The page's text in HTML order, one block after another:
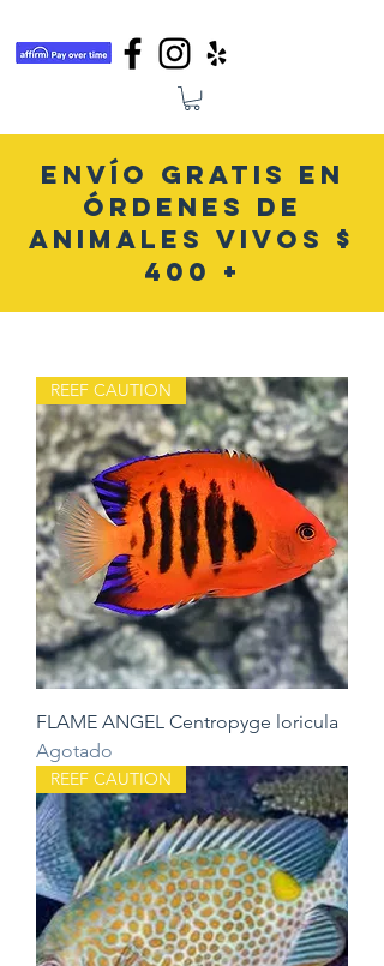
ENVÍO GRATIS EN
ÓRDENES DE
ANIMALES VIVOS $
400 +
REEF CAUTION
FLAME ANGEL Centropyge loricula
Agotado
REEF CAUTION